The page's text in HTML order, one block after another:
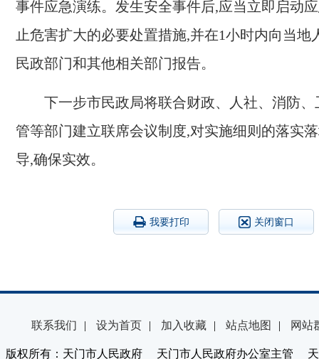
事件应急演练。发生安全事件后,应当立即启动
止危害扩大的必要处置措施,并在1小时内向当地
民政部门和其他相关部门报告。
下一步市民政局将联合财政、人社、消防
管等部门建立联席会议制度,对实施细则的落实
导,确保实效。
我要打印 关闭窗口
联系我们 | 设为首页 | 加入收藏 | 站点地图 | 网站
版权所有：天门市人民政府 天门市人民政府办公室主管 天